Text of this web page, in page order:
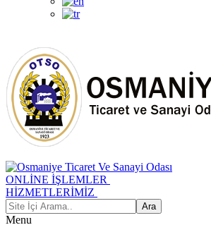
ONLİNE İŞLEMLER
HİZMETLERİMİZ
Menu